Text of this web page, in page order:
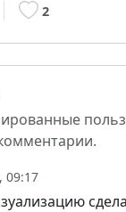
2
09:17